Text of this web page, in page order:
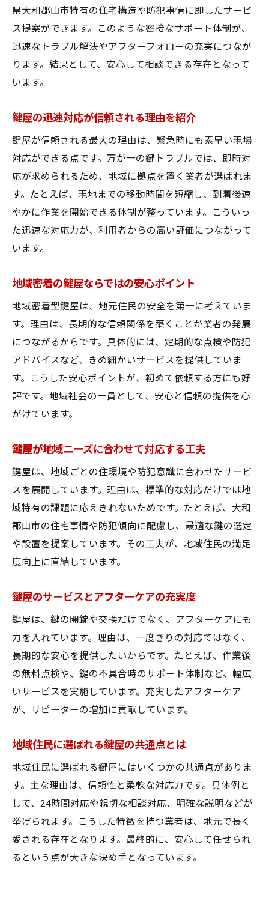
県大和郡山市特有の住宅構造や防犯事情に即したサービ
ス提案ができます。このような密接なサポート体制が、
迅速なトラブル解決やアフターフォローの充実につなが
ります。結果として、安心して相談できる存在となって
います。
鍵屋の迅速対応が信頼される理由を紹介
鍵屋が信頼される最大の理由は、緊急時にも素早い現場
対応ができる点です。万が一の鍵トラブルでは、即時対
応が求められるため、地域に拠点を置く業者が選ばれま
す。たとえば、現地までの移動時間を短縮し、到着後速
やかに作業を開始できる体制が整っています。こういっ
た迅速な対応力が、利用者からの高い評価につながって
います。
地域密着の鍵屋ならではの安心ポイント
地域密着型鍵屋は、地元住民の安全を第一に考えていま
す。理由は、長期的な信頼関係を築くことが業者の発展
につながるからです。具体的には、定期的な点検や防犯
アドバイスなど、きめ細かいサービスを提供していま
す。こうした安心ポイントが、初めて依頼する方にも好
評です。地域社会の一員として、安心と信頼の提供を心
がけています。
鍵屋が地域ニーズに合わせて対応する工夫
鍵屋は、地域ごとの住環境や防犯意識に合わせたサービ
スを展開しています。理由は、標準的な対応だけでは地
域特有の課題に応えきれないためです。たとえば、大和
郡山市の住宅事情や防犯傾向に配慮し、最適な鍵の選定
や設置を提案しています。その工夫が、地域住民の満足
度向上に直結しています。
鍵屋のサービスとアフターケアの充実度
鍵屋は、鍵の開錠や交換だけでなく、アフターケアにも
力を入れています。理由は、一度きりの対応ではなく、
長期的な安心を提供したいからです。たとえば、作業後
の無料点検や、鍵の不具合時のサポート体制など、幅広
いサービスを実施しています。充実したアフターケア
が、リピーターの増加に貢献しています。
地域住民に選ばれる鍵屋の共通点とは
地域住民に選ばれる鍵屋にはいくつかの共通点がありま
す。主な理由は、信頼性と柔軟な対応力です。具体例と
して、24時間対応や親切な相談対応、明確な説明などが
挙げられます。こうした特徴を持つ業者は、地元で長く
愛される存在となります。最終的に、安心して任せられ
るという点が大きな決め手となっています。